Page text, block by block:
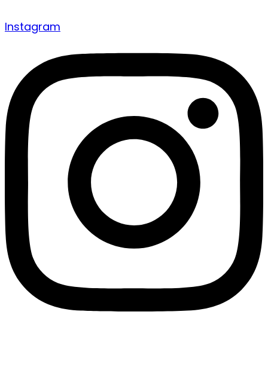
Instagram